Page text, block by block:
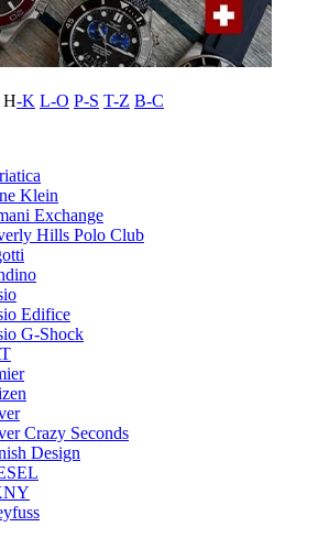
H-K L-O P-S T-Z В-С
Klein
Exchange
Hills Polo Club
Edifice
G-Shock
Crazy Seconds
Design